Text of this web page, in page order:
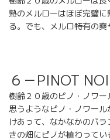
熟のメルローはほぼ完璧
る。でも、メルロ特有の爽
６－PINOT
樹齢２０歳のピノ・ノワ
思うようなピノ・ノワー
けあって、なかなかのバ
きの畑にピノが植わって